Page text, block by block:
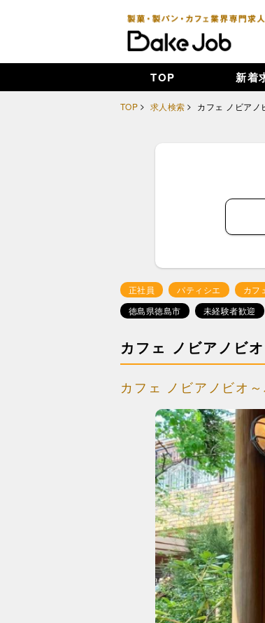
TOP 新着
TOP 求人検索 カフェ ノビアノ
正社員 パティシエ
カフ
徳島県徳島市
未経験者歓迎
カフェ ノビアノビオ
カフェ ノビアノビオ